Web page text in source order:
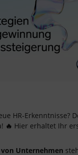
HR-Erkenntnisse?
🔥 Hier erhaltet Ihr
Unternehmen